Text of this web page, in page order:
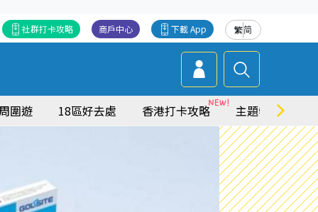
繁简
下載 App
商戶中心
社群打卡攻略
圍遊 18區好去處 香港打卡攻略 主題特集